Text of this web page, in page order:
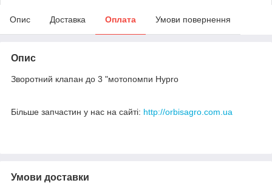
Опис Доставка Оплата Умови повернення
Опис
Зворотний клапан до 3 "мотопомпи Hypro
Більше запчастин у нас на сайті: http://orbisagro.com.ua
Умови доставки